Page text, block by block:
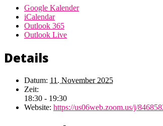
Google Kalender
iCalendar
Outlook 365
Outlook Live
Details
Datum: 11. November 2025
Zeit:
18:30 - 19:30
Website: https://us06web.zoom.us/j/